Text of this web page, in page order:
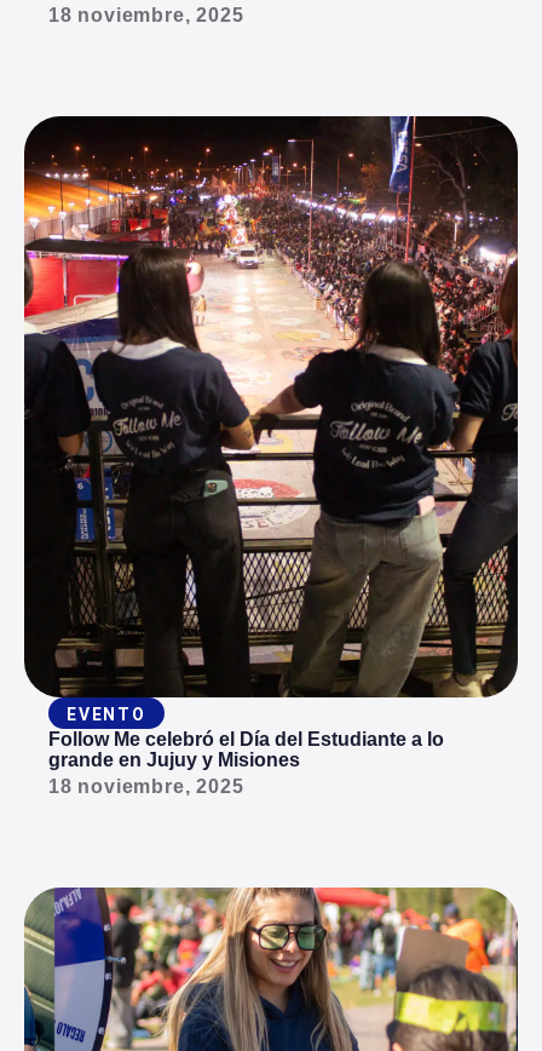
18 noviembre, 2025
EVENTO
Follow Me celebró el Día del Estudiante a lo
grande en Jujuy y Misiones
18 noviembre, 2025